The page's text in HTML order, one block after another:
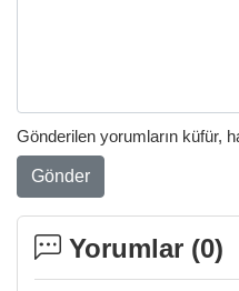
Gönderilen yorumların küfür,
Gönder
Yorumlar (0)